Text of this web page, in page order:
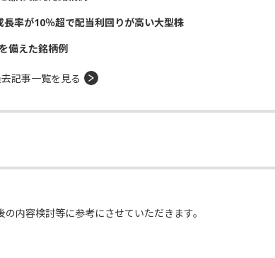
長率が10％超で配当利回りが高い大型株
備えた銘柄例
記事一覧を見る
内容検討等に参考にさせていただきます。